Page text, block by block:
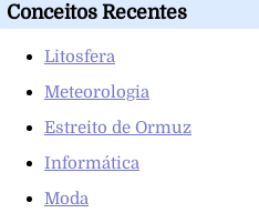
Conceitos Recentes
Litosfera
Meteorologia
Estreito de Ormuz
Informática
Moda